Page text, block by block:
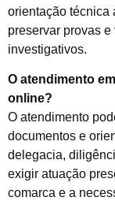
orientação técnica
preservar provas
investigativos.
O atendimento
online?
O atendimento
documentos e
delegacia,
exigir atuação
comarca e a